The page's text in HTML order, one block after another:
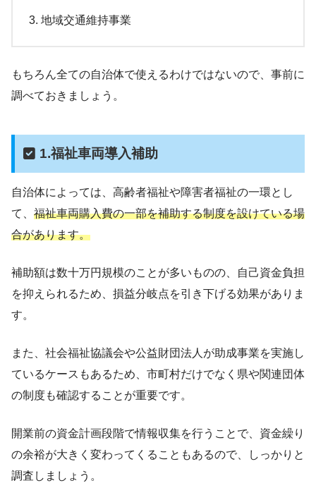
地域交通維持事業
もちろん全ての自治体で使えるわけではないので、事前に
調べておきましょう。
1.福祉車両導入補助
自治体によっては、高齢者福祉や障害者福祉の一環とし
て、 福祉車両購入費の一部を補助する制度を設けている場
合があります。
補助額は数十万円規模のことが多いものの、自己資金負担
を抑えられるため、損益分岐点を引き下げる効果がありま
す。
また、社会福祉協議会や公益財団法人が助成事業を実施し
ているケースもあるため、市町村だけでなく県や関連団体
の制度も確認することが重要です。
開業前の資金計画段階で情報収集を行うことで、資金繰り
の余裕が大きく変わってくることもあるので、しっかりと
調査しましょう。